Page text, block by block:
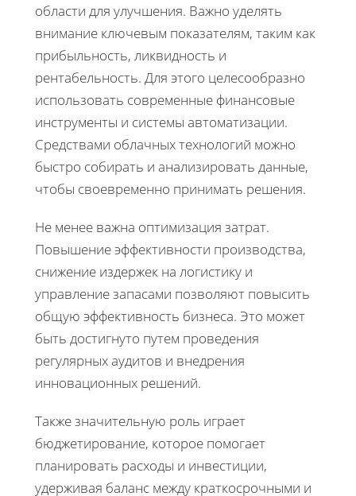
области для улучшения. Важно уделять
внимание ключевым показателям, таким как
прибыльность, ликвидность и
рентабельность. Для этого целесообразно
использовать современные финансовые
инструменты и системы автоматизации.
Средствами облачных технологий можно
быстро собирать и анализировать данные,
чтобы своевременно принимать решения.
Не менее важна оптимизация затрат.
Повышение эффективности производства,
снижение издержек на логистику и
управление запасами позволяют повысить
общую эффективность бизнеса. Это может
быть достигнуто путем проведения
регулярных аудитов и внедрения
инновационных решений.
Также значительную роль играет
бюджетирование, которое помогает
планировать расходы и инвестиции,
удерживая баланс между краткосрочными и